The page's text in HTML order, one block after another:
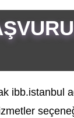
ibb.istanbul